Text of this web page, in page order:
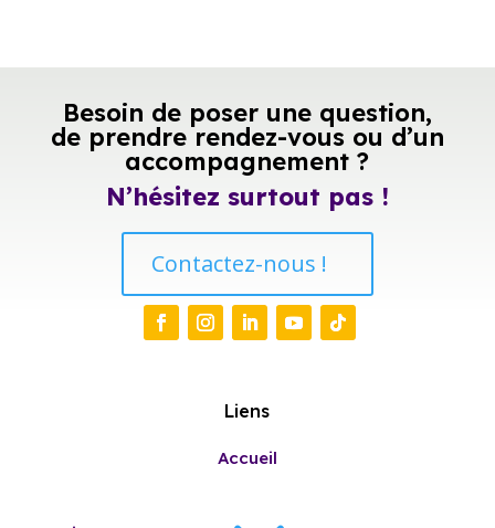
Besoin de poser une question,
de prendre rendez-vous ou d’un
accompagnement ?
N’hésitez surtout pas !
Contactez-nous !
Liens
Accueil